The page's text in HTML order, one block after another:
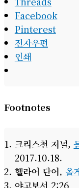
편
주
소
Pinterest